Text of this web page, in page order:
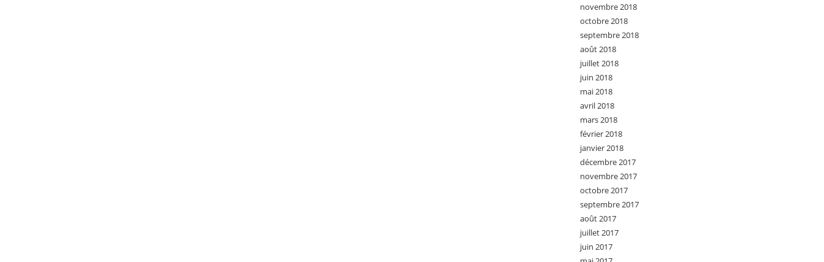
novembre 2018
octobre 2018
septembre 2018
août 2018
juillet 2018
juin 2018
mai 2018
avril 2018
mars 2018
février 2018
janvier 2018
décembre 2017
novembre 2017
octobre 2017
septembre 2017
août 2017
juillet 2017
juin 2017